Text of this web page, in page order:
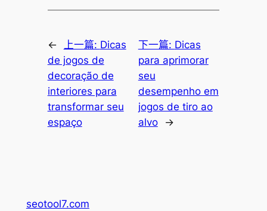
← 上一篇: Dicas
de jogos de
decoração de
interiores para
transformar seu
espaço
下一篇: Dicas
para aprimorar
seu
desempenho em
jogos de tiro ao
alvo
→
seotool7.com